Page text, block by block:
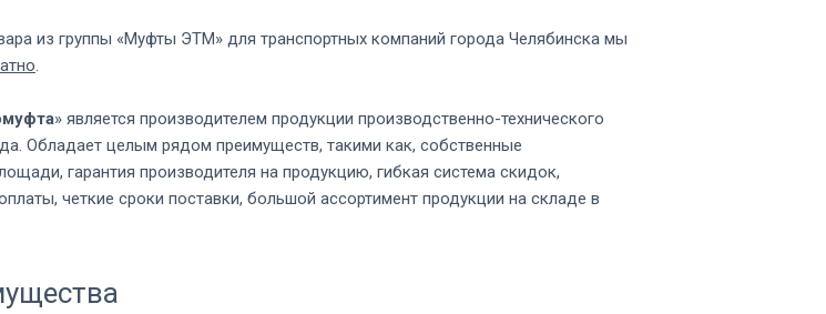
из группы «Муфты ЭТМ» для транспортных компаний города Челябинска мы
.
» является производителем продукции производственно-технического
Обладает целым рядом преимуществ, такими как, собственные
гарантия производителя на продукцию, гибкая система скидок,
четкие сроки поставки, большой ассортимент продукции на складе в